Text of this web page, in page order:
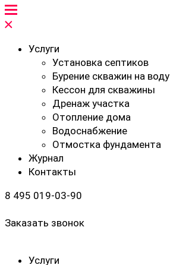
Услуги
Установка септиков
Бурение скважин на воду
Кессон для скважины
Дренаж участка
Отопление дома
Водоснабжение
Отмостка фундамента
Журнал
Контакты
8 495 019-03-90
Заказать звонок
Услуги